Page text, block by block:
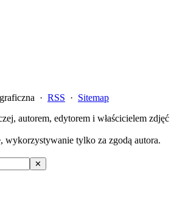
· RSS · Sitemap
autorem, edytorem i właścicielem zdjęć
wykorzystywanie tylko za zgodą autora.
✕